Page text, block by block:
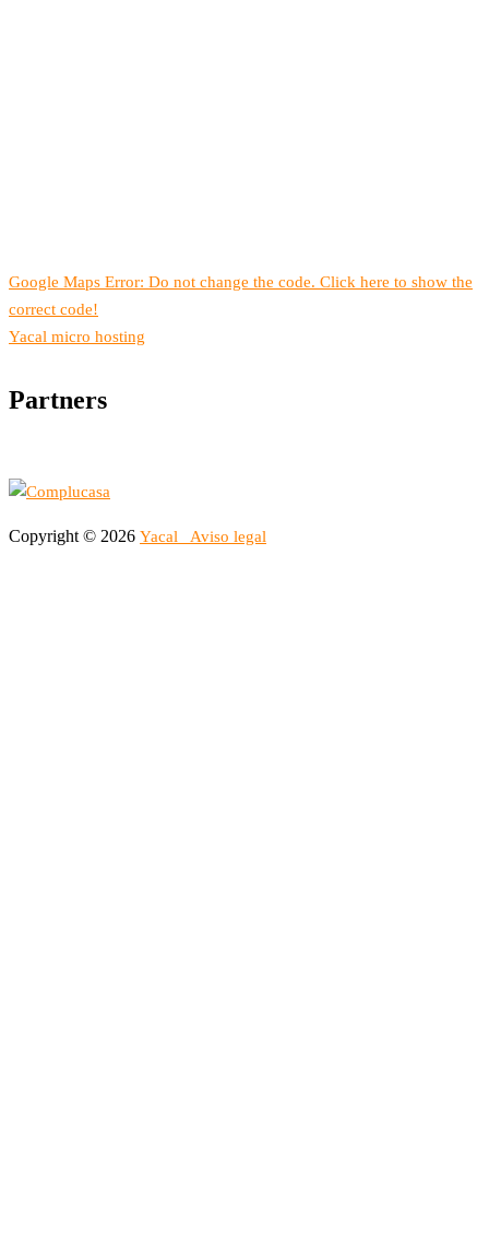
Google Maps Error: Do not change the code. Click here to show the
correct code!
Yacal micro hosting
Partners
Copyright © 2026 Yacal Aviso legal